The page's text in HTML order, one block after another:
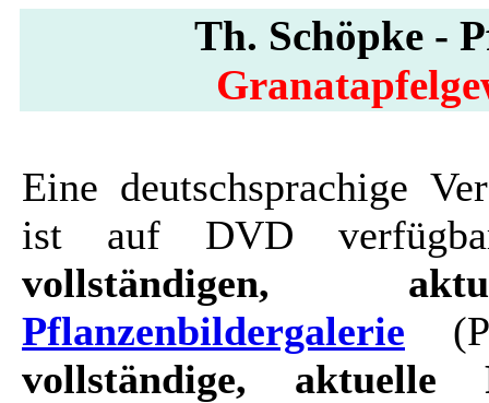
Th. Schöpke -
Eine deutschsprachige
ist auf DVD
vollständigen,
Pflanzenbildergalerie
vollständige, aktuelle